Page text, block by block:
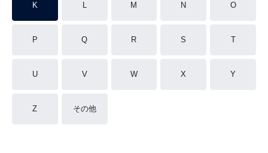
K L M N O
P Q R S T
U V W X Y
Z その他